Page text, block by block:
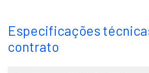
Especificações
contrato